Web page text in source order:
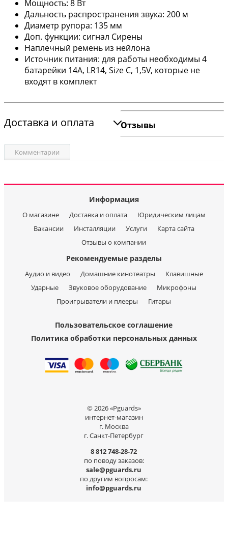
Мощность: 8 Вт
Дальность распространения звука: 200 м
Диаметр рупора: 135 мм
Доп. функции: сигнал Сирены
Наплечный ремень из нейлона
Источник питания: для работы необходимы 4
батарейки 14A, LR14, Size C, 1,5V, которые не
входят в комплект
Доставка и оплата Отзывы
Комментарии
Информация
О магазине Доставка и оплата
Юридическим лицам
Вакансии
Инсталляции Услуги
Карта сайта
Отзывы о компании
Рекомендуемые разделы
Аудио и видео Домашние кинотеатры
Клавишные
Ударные
Звуковое оборудование
Микрофоны
Проигрыватели и плееры
Гитары
Пользовательское соглашение
Политика обработки персональных данных
© 2026 «Pguards»
интернет-магазин
г. Москва
г. Санкт-Петербург
8 812 748-28-72
по поводу заказов:
sale@pguards.ru
по другим вопросам:
info@pguards.ru